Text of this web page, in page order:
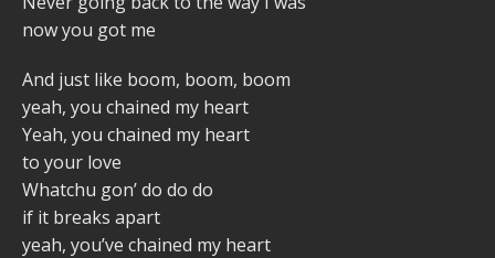
now you got me
And just like boom, boom, boom
yeah, you chained my heart
Yeah, you chained my heart
to your love
Whatchu gon’ do do do
if it breaks apart
yeah, you’ve chained my heart